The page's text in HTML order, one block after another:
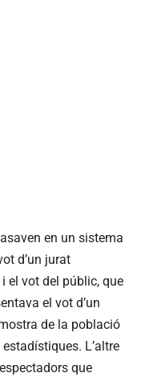
en un sistema
d’un jurat
el vot del públic, que
el vot d’un
de la població
L’altre
que